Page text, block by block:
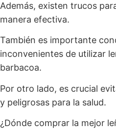
Además, existen trucos
manera efectiva.
También es importante
inconvenientes de utilizar
barbacoa.
Por otro lado, es crucial
y peligrosas para la salud.
¿Dónde comprar la mejor